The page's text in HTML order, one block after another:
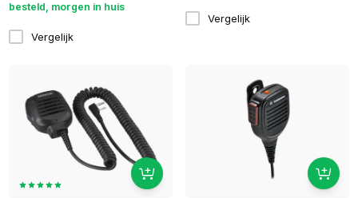
besteld, morgen in huis
Vergelijk
Vergelijk